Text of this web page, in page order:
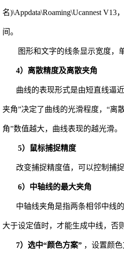
名)\Appdata\Roaming\Ucannest
间。
图形和文字的线条显示宽度，
4）离散精度及离散夹角
曲线的表现形式是由短直线逼
夹角”决定了曲线的光滑程度，“离
角”数值越大，曲线表现的越光滑。
5）鼠标捕捉精度
改变捕捉精度值，可以控制捕捉
6）中轴线的最大夹角
中轴线夹角是指两条相邻中线
大于设定值时，才能生成中线，否
7）选中“颜色方案” ，设置颜色